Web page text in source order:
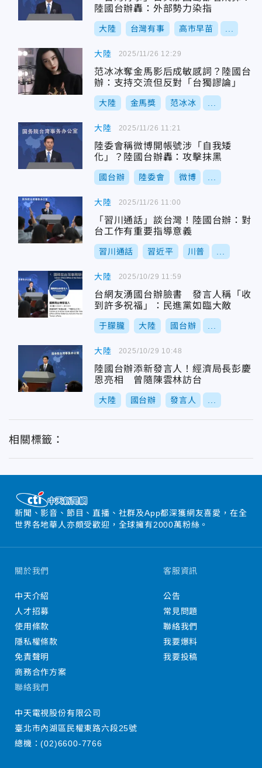
陸國台辦轟：外部勢力染指
大陸 台灣有事 高市早苗
大陸
范冰冰奪金馬影后成敏感詞？陸國台
辦：支持交流但反對「台獨謬論」
大陸 金馬獎 范冰冰
2025/11/26 12:29
大陸
陸委會稱微博開帳號涉「自我矮
化」？陸國台辦轟：攻擊抹黑
國台辦 陸委會 微博
2025/11/26 11:21
大陸
「習川通話」談台灣！陸國台辦：對
台工作有重要指導意義
習川通話 習近平 川普
2025/11/26 11:00
大陸
台網友湧國台辦臉書 發言人稱「收
到許多祝福」：民進黨如臨大敵
于朦朧 大陸 國台辦
2025/10/29 11:59
大陸
陸國台辦添新發言人！經濟局長彭慶
恩亮相 曾隨陳雲林訪台
大陸 國台辦 發言人
2025/10/29 10:48
相關標籤：
新聞、影音、節目、直播、社群及App都深獲網友喜愛，在全
世界各地華人亦頗受歡迎，全球擁有2000萬粉絲。
關於我們
中天介紹
人才招募
使用條款
隱私權條款
免責聲明
商務合作方案
客服資訊
公告
常見問題
聯絡我們
我要爆料
我要投稿
聯絡我們
中天電視股份有限公司
臺北市內湖區民權東路六段25號
總機：(02)6600-7766